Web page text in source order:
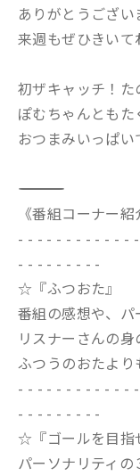
ありがとうござい
来週もぜひき
初ザキャッチ！
ぽむちゃんともた
おつまみいっ
――――――――――――――――――――――――――――――――――――――――――
《番組コーナー紹
- - - - - - - - - - - -
- - - - - - - - -
☆『ふつおた』
番組の感想や、パ
リスナーさんの身
ふつうのおたより
- - - - - - - - - - - -
- - - - - - - - -
☆『ゴールを目指
パーソナリティ